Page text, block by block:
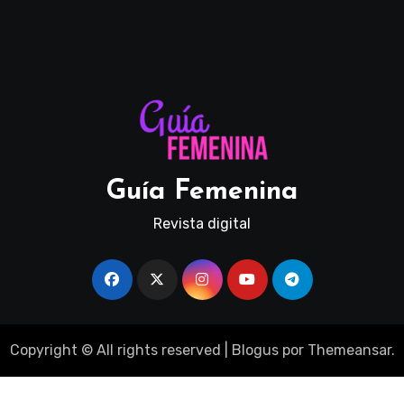
Guía Femenina
Revista digital
Copyright © All rights reserved Bloguspor Themeansar.